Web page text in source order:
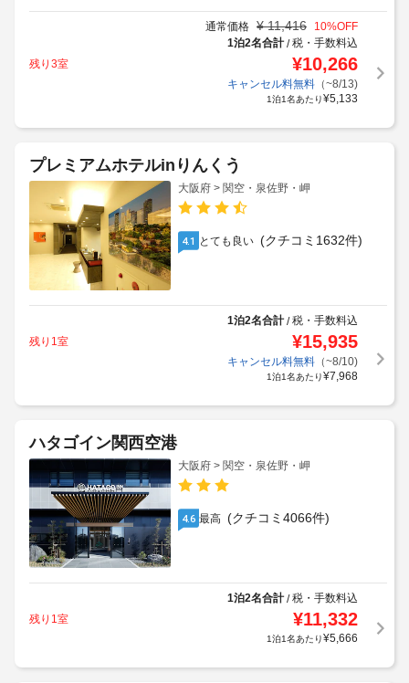
通常価格 ¥ 11,416 10%OFF
1泊2名合計/税・手数料込
残り3室
¥10,266
キャンセル料無料（~8/13)
1泊1名あたり¥5,133
プレミアムホテルinりんくう
大阪府 > 関空・泉佐野・岬
4.1 とても良い (クチコミ1632件)
1泊2名合計/税・手数料込
残り1室
¥15,935
キャンセル料無料（~8/10)
1泊1名あたり¥7,968
ハタゴイン関西空港
大阪府 > 関空・泉佐野・岬
4.6 最高 (クチコミ4066件)
1泊2名合計/税・手数料込
残り1室
¥11,332
1泊1名あたり¥5,666